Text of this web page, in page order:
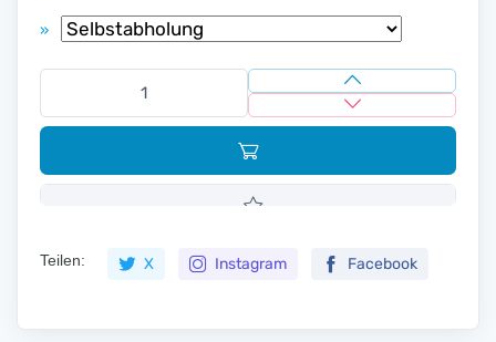
»
Teilen: X Instagram Facebook